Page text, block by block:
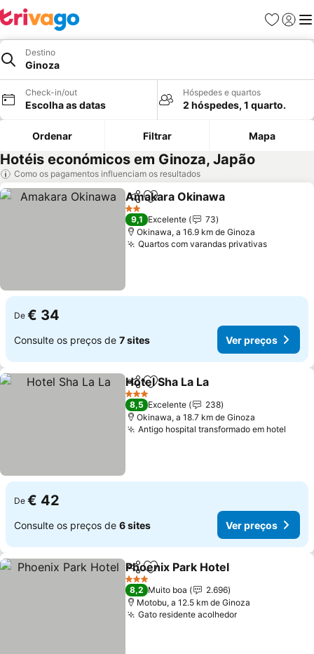
Favoritos
Iniciar
Destino
Ginoza
Check-in/out
Escolha as datas
Hóspedes e quartos
2 hóspedes, 1 quarto.
Ordenar Filtrar Mapa
Hotéis económicos em Ginoza, Japão
Como os pagamentos influenciam os resultados
PartilharAdicionar aos favoritos
Amakara Okinawa
2 Estrelas
9,1 Excelente
73
Okinawa, a 16.9 km de Ginoza
Quartos com varandas privativasVer
De € 34
Consulte os preços de 7 sites Ver preços
PartilharAdicionar aos favoritos
Hotel Sha La La
3 Estrelas
8,5 Excelente
238
Okinawa, a 18.7 km de Ginoza
Antigo hospital transformado em hotel
De € 42
Consulte os preços de 6 sites Ver preços
PartilharAdicionar aos favoritos
Phoenix Park Hotel
3 Estrelas
8,2 Muito boa
2.696
Motobu, a 12.5 km de Ginoza
Gato residente acolhedorVer preços